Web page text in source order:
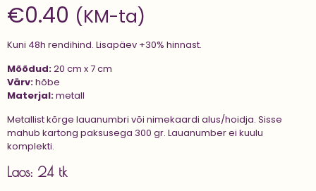
€0.40 (KM-ta)
Kuni 48h rendihind. Lisapäev +30% hinnast.
Mõõdud:20 cm x 7 cm
Värv:hõbe
Materjal:metall
Metallist kõrge lauanumbri või nimekaardi alus/hoidja. Sisse
mahub kartong paksusega 300 gr. Lauanumber ei kuulu
komplekti.
Laos: 24 tk